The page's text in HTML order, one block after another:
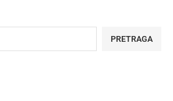
PRETRAGA